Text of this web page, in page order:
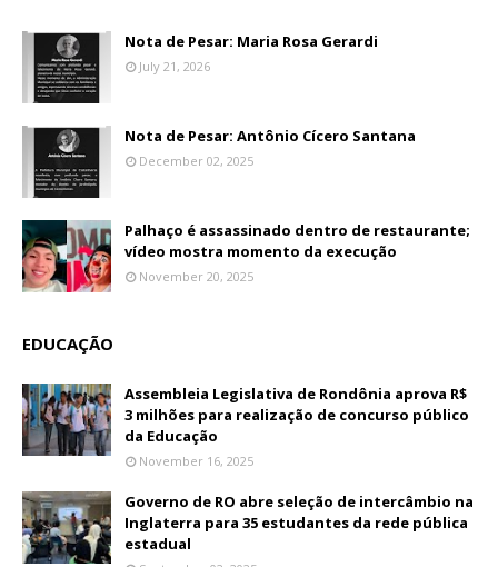
Nota de Pesar: Maria Rosa Gerardi
July 21, 2026
Nota de Pesar: Antônio Cícero Santana
December 02, 2025
Palhaço é assassinado dentro de restaurante;
vídeo mostra momento da execução
November 20, 2025
EDUCAÇÃO
Assembleia Legislativa de Rondônia aprova R$
3 milhões para realização de concurso público
da Educação
November 16, 2025
Governo de RO abre seleção de intercâmbio na
Inglaterra para 35 estudantes da rede pública
estadual